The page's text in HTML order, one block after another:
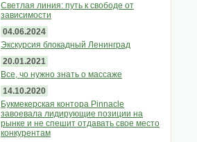
Светлая линия: путь к свободе от
зависимости
04.06.2024
Экскурсия блокадный Ленинград
20.01.2021
Все, чо нужно знать о массаже
14.10.2020
Букмекерская контора Pinnacle
завоевала лидирующие позиции на
рынке и не спешит отдавать свое место
конкурентам